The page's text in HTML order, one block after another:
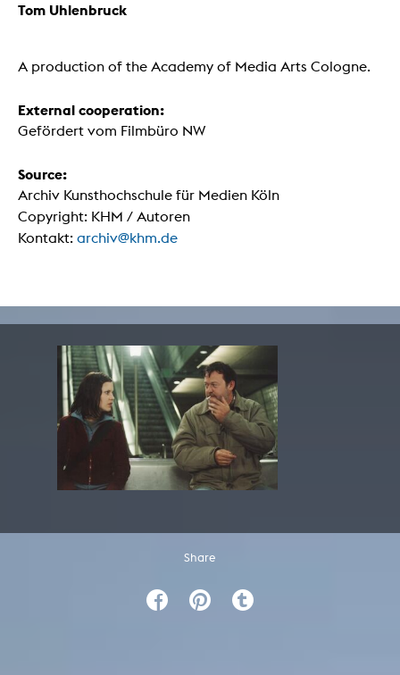
Tom Uhlenbruck
A production of the Academy of Media Arts Cologne.
External cooperation:
Gefördert vom Filmbüro NW
Source:
Archiv Kunsthochschule für Medien Köln
Copyright: KHM / Autoren
Kontakt: archiv@khm.de
Share